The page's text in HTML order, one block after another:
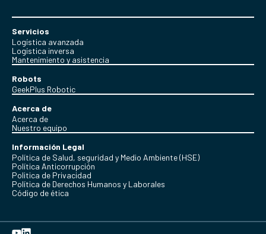
Servicios
Logística avanzada
Logística inversa
Mantenimiento y asistencia
Robots
GeekPlus Robotic
Acerca de
Acerca de
Nuestro equipo
Información Legal
Política de Salud, seguridad y Medio Ambiente (HSE)
Política Anticorrupción
Politica de Privacidad
Política de Derechos Humanos y Laborales
Código de ética